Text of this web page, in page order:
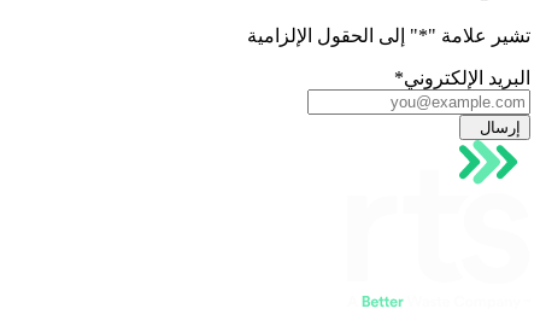
تشير علامة "*" إلى الحقول الإلزامية
البريد الإلكتروني*
إرسال